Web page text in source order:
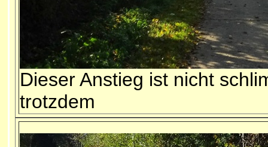
Dieser Anstieg ist nicht
trotzdem